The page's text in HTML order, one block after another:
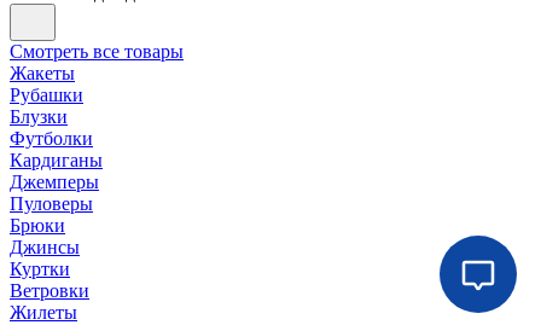
Смотреть все товары
Жакеты
Рубашки
Блузки
Футболки
Кардиганы
Джемперы
Пуловеры
Брюки
Джинсы
Куртки
Ветровки
Жилеты